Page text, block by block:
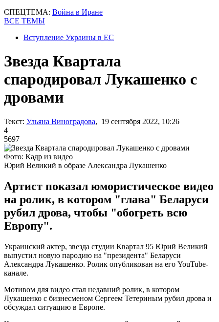
СПЕЦТЕМА: Война в Иране
ВСЕ ТЕМЫ
Вступление Украины в ЕС
Звезда Квартала
спародировал Лукашенко с
дровами
Текст: Ульяна Виноградова, 19 сентября 2022, 10:26
4
5697
Фото: Кадр из видео
Юрий Великий в образе Александра Лукашенко
Артист показал юмористическое видео
на ролик, в котором "глава" Беларуси
рубил дрова, чтобы "обогреть всю
Европу".
Украинский актер, звезда студии Квартал 95 Юрий Великий
выпустил новую пародию на "президента" Беларуси
Александра Лукашенко. Ролик опубликован на его YouTube-
канале.
Мотивом для видео стал недавний ролик, в котором
Лукашенко с бизнесменом Сергеем Тетериным рубил дрова и
обсуждал ситуацию в Европе.